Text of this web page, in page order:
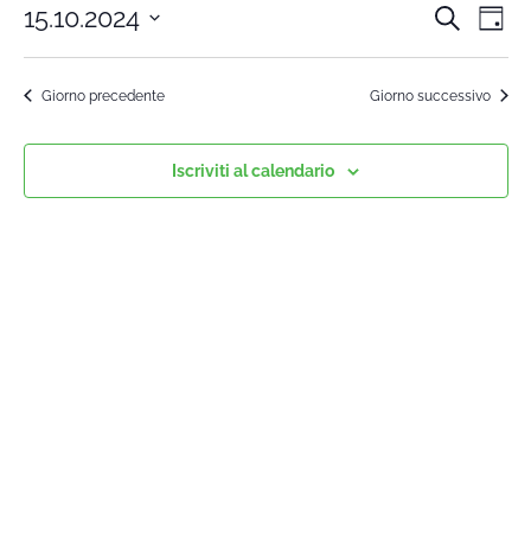
Cerca
15.10.2024
Seleziona
Giorno precedente Giorno successivo
Iscriviti al calendario